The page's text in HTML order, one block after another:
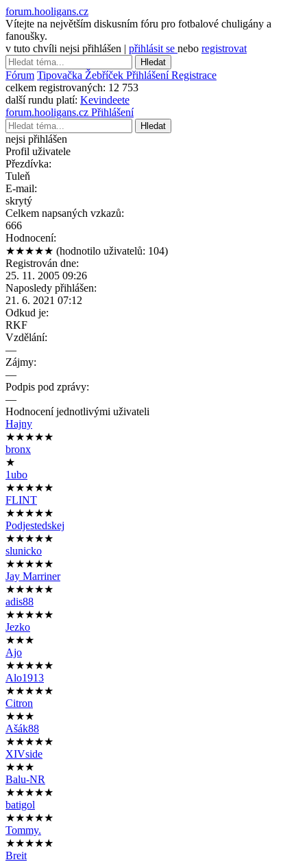
forum.hooligans.cz
Vítejte na největším diskusním fóru pro fotbalové chuligány a
fanoušky.
v tuto chvíli nejsi přihlášen | přihlásit se nebo registrovat
Hledat
Fórum Tipovačka Žebříček PřihlášeníRegistrace
celkem registrovaných: 12 753
další rundu platí: Kevindeete
forum.hooligans.cz Přihlášení
Hledat
nejsi přihlášen
Profil uživatele
Přezdívka:
Tuleň
E-mail:
skrytý
Celkem napsaných vzkazů:
666
Hodnocení:
★★★★★ (hodnotilo uživatelů: 104)
Registrován dne:
25. 11. 2005 09:26
Naposledy přihlášen:
21. 6. 2021 07:12
Odkud je:
RKF
Vzdělání:
—
Zájmy:
—
Podpis pod zprávy:
—
Hodnocení jednotlivými uživateli
Hajny
★★★★★
bronx
★
1ubo
★★★★★
FLINT
★★★★★
Podjestedskej
★★★★★
slunicko
★★★★★
Jay Marriner
★★★★★
adis88
★★★★★
Jezko
★★★
Ajo
★★★★★
Alo1913
★★★★★
Citron
★★★
Ašák88
★★★★★
XIVside
★★★
Balu-NR
★★★★★
batigol
★★★★★
Tommy.
★★★★★
Breit